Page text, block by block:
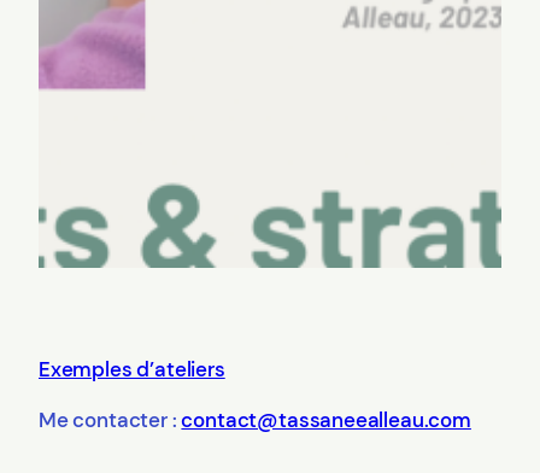
Exemples d’ateliers
Me contacter :contact@tassaneealleau.com